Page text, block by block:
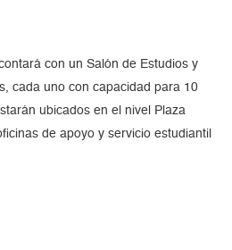
con un Salón de Estudios y
cada uno con capacidad para 10
ubicados en el nivel Plaza
de apoyo y servicio estudiantil